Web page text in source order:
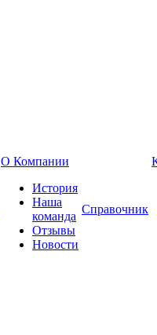
О Компании
История
Наша
команда
Отзывы
Новости
Справочник